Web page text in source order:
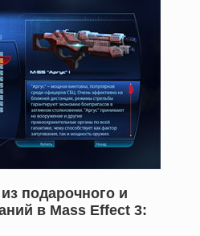
подарочного и
в Mass Effect 3: